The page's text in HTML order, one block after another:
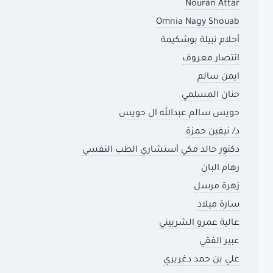
Nouran Attar
Omnia Nagy Shouab
أحلام نبيلة بوشكيمة
انتصار معروف
ايمن سالم
حنان المسلمي
حويس سالم عبدالله ال حويس
د/ نيفين حمزة
دكتور خالد مكي أستشاري الطب النفسي
رهام البان
زهرة مرسل
سارة ميلاد
عالية عمرو الشربيني
عبير الفقي
علي بن حمد دغريري